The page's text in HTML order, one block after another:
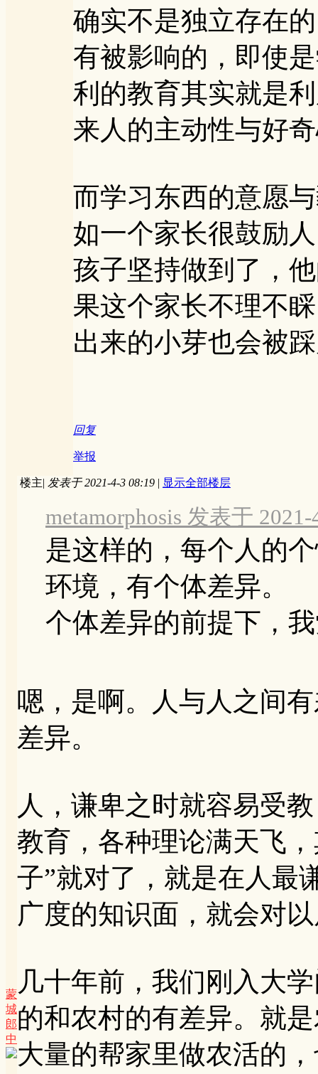
确实不是独立存在
有被影响的，即使
利的教育其实就是
来人的主动性与好
而学习东西的意愿
如一个家长很鼓励
孩子坚持做到了，
果这个家长不理不
出来的小芽也会被
回复
举报
蒙
城
郎
中
楼主| 发表于 2021-4-3 08:19 | 显示全部楼层
metamorphosis 发表于
是这样的，每个人的
环境，有个体差异。
个体差异的前提下，
嗯，是啊。人与人之间
差异。
人，谦卑之时就容易受
教育，各种理论满天飞
子”就对了，就是在人最
广度的知识面，就会对
几十年前，我们刚入大
的和农村的有差异。就
大量的帮家里做农活的